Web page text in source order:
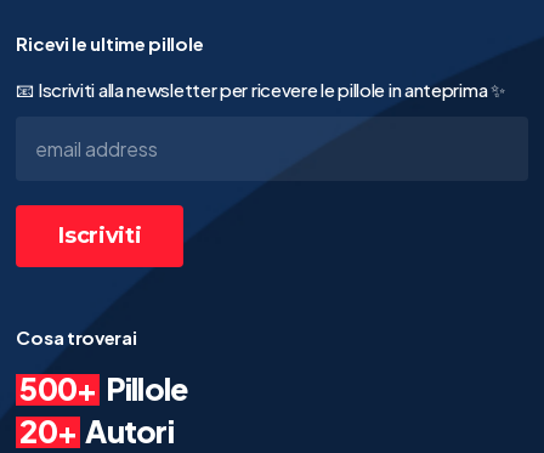
Ricevi le ultime pillole
📧 Iscriviti alla newsletter per ricevere le pillole in anteprima ✨
Cosa troverai
500+ Pillole
20+ Autori